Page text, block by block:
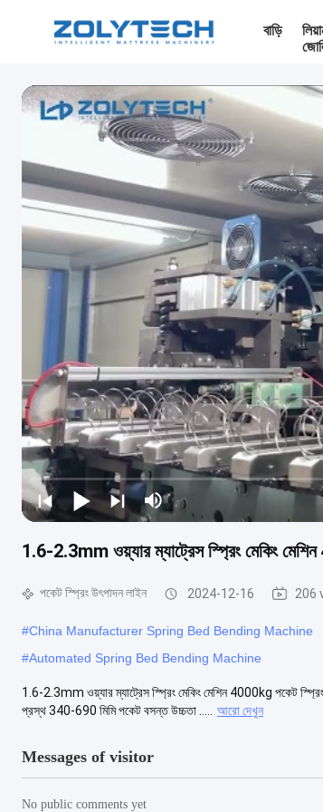
বাড়ি
1.6-2.3mm ওয়্যার ম্যাট্রেস স্প্রিং মেকিং
পকেট স্প্রিং উৎপাদন লাইন 2024-12-16 206
#China Manufacturer Spring Bed Bending Machine
#Automated Spring Bed Bending Machine
1.6-2.3mm ওয়্যার ম্যাট্রেস স্প্রিং মেকিং মেশিন 4000kg পকেট
প্রস্থ 340-690 মিমি পকেট বসন্ত উচ্চতা .....
আরো দেখুন
Messages of visitor
No public comments yet